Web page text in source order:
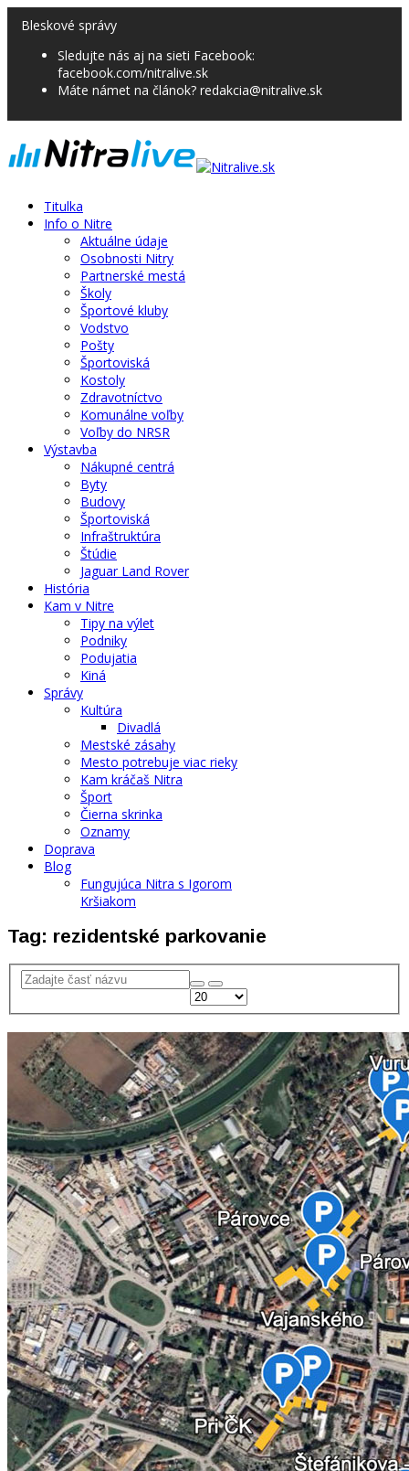
Bleskové správy
Sledujte nás aj na sieti Facebook:
facebook.com/nitralive.sk
Máte námet na článok? redakcia@nitralive.sk
Titulka
Info o Nitre
Aktuálne údaje
Osobnosti Nitry
Partnerské mestá
Školy
Športové kluby
Vodstvo
Pošty
Športoviská
Kostoly
Zdravotníctvo
Komunálne voľby
Voľby do NRSR
Výstavba
Nákupné centrá
Byty
Budovy
Športoviská
Infraštruktúra
Štúdie
Jaguar Land Rover
História
Kam v Nitre
Tipy na výlet
Podniky
Podujatia
Kiná
Správy
Kultúra
Divadlá
Mestské zásahy
Mesto potrebuje viac rieky
Kam kráčaš Nitra
Šport
Čierna skrinka
Oznamy
Doprava
Blog
Fungujúca Nitra s Igorom
Kršiakom
Tag: rezidentské parkovanie